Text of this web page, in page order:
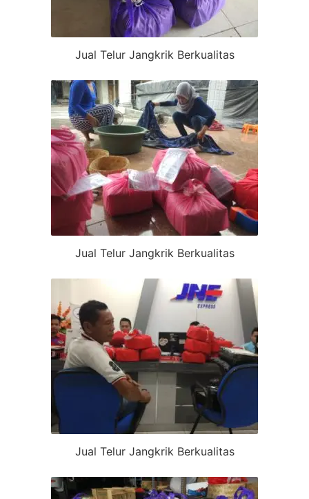
Jual Telur Jangkrik Berkualitas
Jual Telur Jangkrik Berkualitas
Jual Telur Jangkrik Berkualitas